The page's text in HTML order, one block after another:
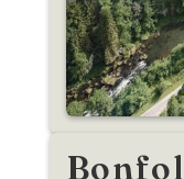
Bonfol